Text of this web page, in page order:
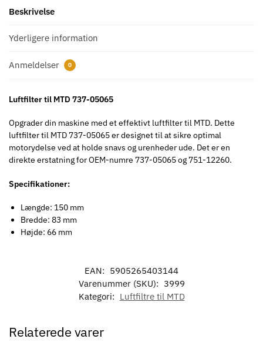
Beskrivelse
Yderligere information
Anmeldelser 0
Luftfilter til MTD 737-05065
Opgrader din maskine med et effektivt luftfilter til MTD. Dette
luftfilter til MTD 737-05065 er designet til at sikre optimal
motorydelse ved at holde snavs og urenheder ude. Det er en
direkte erstatning for OEM-numre 737-05065 og 751-12260.
Specifikationer:
Længde: 150 mm
Bredde: 83 mm
Højde: 66 mm
EAN: 5905265403144
Varenummer (SKU): 3999
Kategori: Luftfiltre til MTD
Relaterede varer